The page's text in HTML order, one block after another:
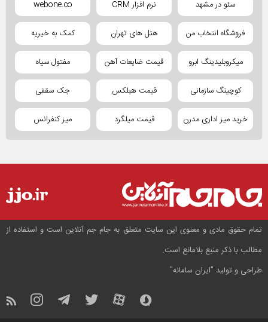
سئو در مشهد نرم افزار CRM webone.co
فروشگاه انتخاب من هتل های تهران کمک به خیریه
میکروبلیدینگ ابرو قیمت ضایعات آهن مفتول سیاه
کوچینگ سازمانی قیمت هبلکس جک سقفی
خرید میز اداری مدرن قیمت میلگرد میز کنفرانس
تمام حقوق مادی و معنوی این سایت متعلق به جام جم آنلاین است و استفاده از
مطالب با ذکر منبع بلامانع است.
طراحی و تولید "ایران سامانه"